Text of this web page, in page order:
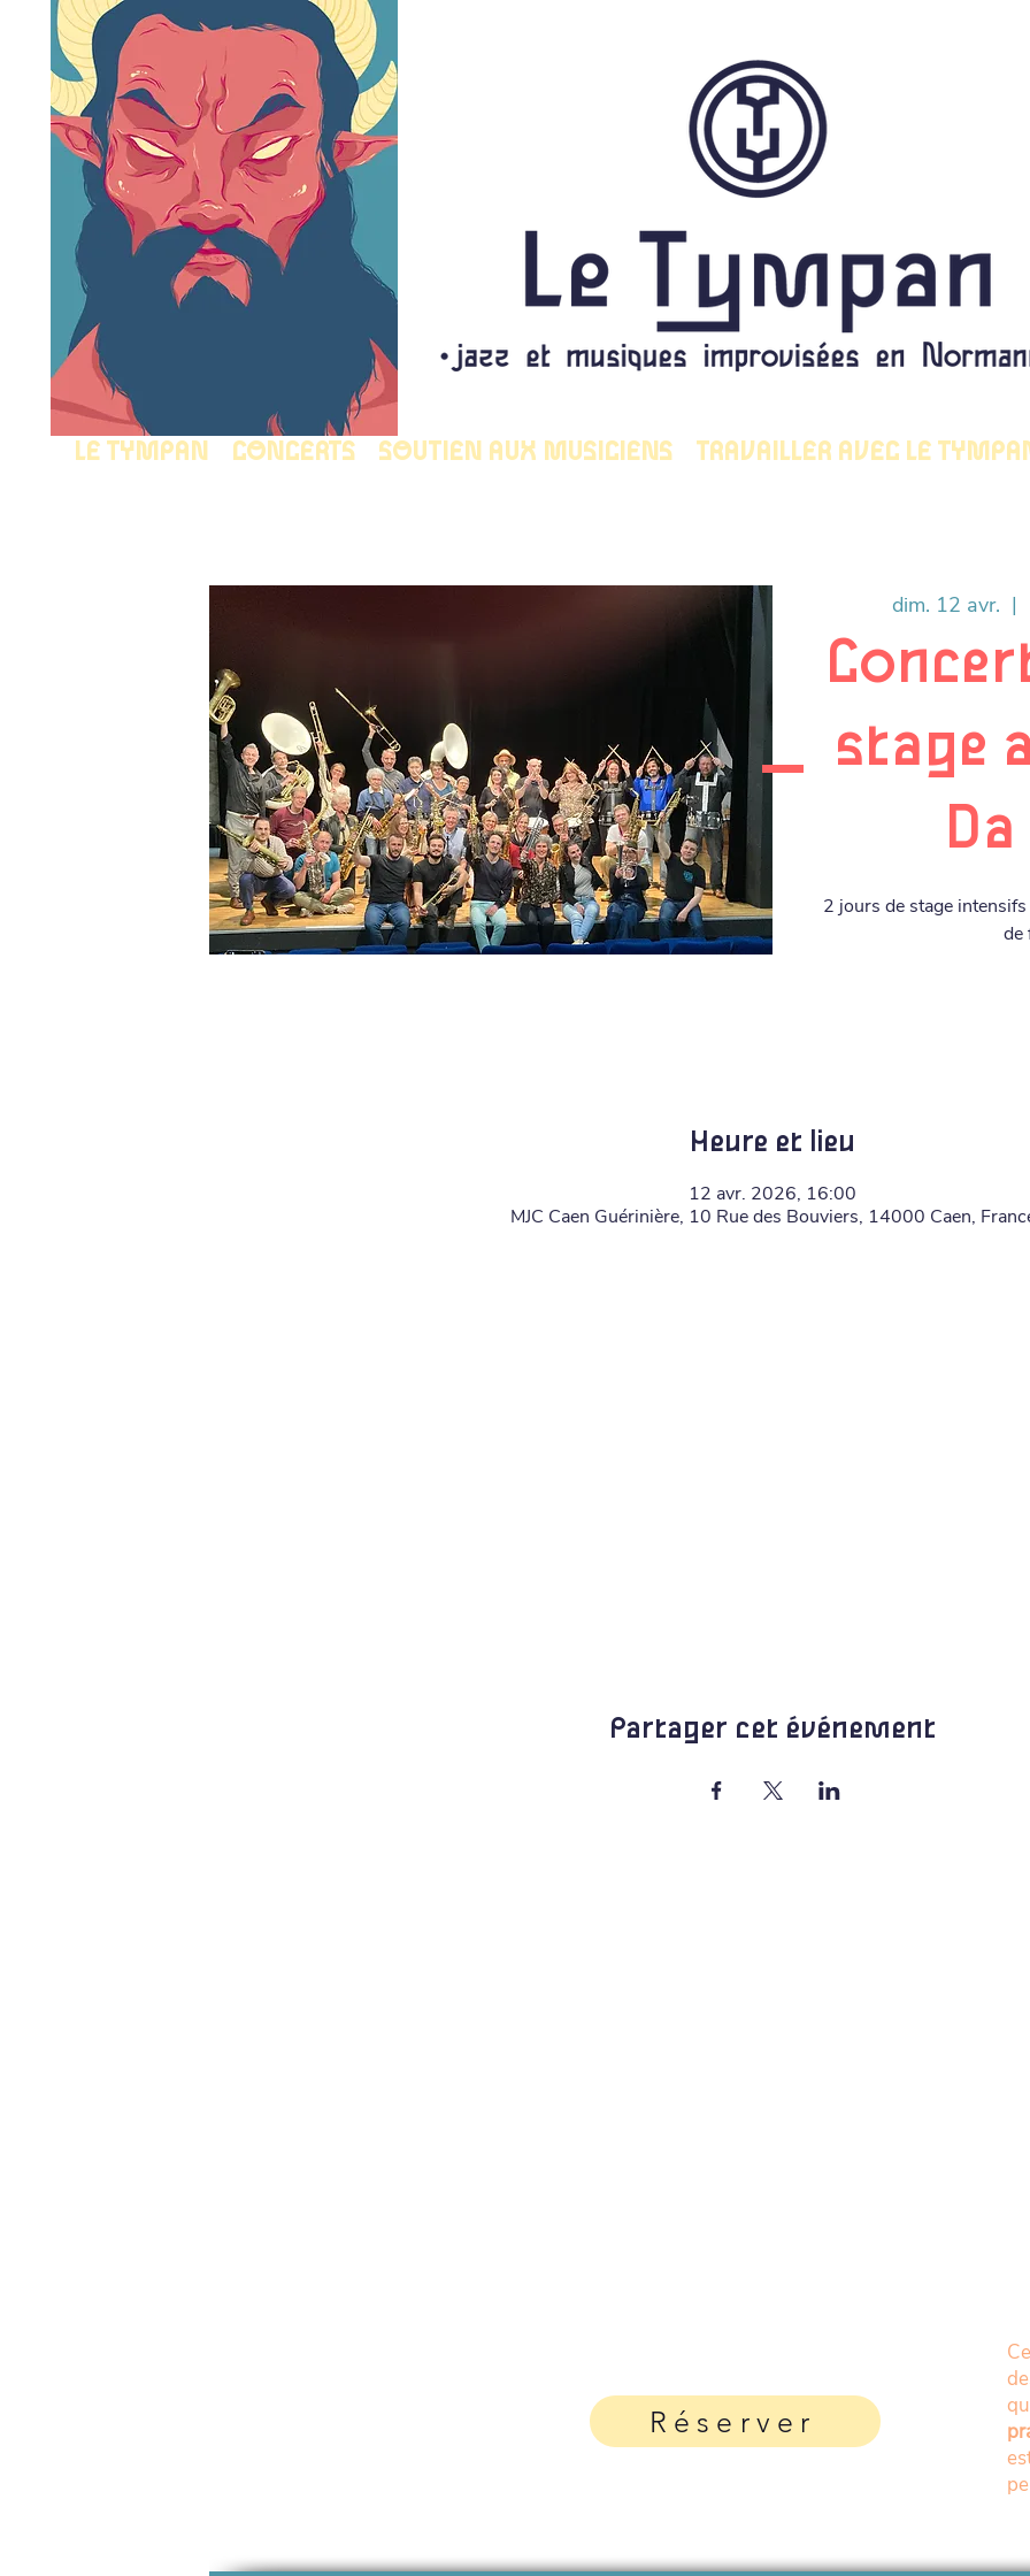
LE TYMPAN CONCERTS SOUTIEN AUX MUSICIENS TRAVAILLER AVEC LE
dim. 12 avr.
  |
stage
2 jours de stage
de
Heure et lieu
12 avr. 2026, 16:00
MJC Caen Guérinière, 10 Rue des Bouviers, 14000 Caen,
Partager cet événement
Réserver